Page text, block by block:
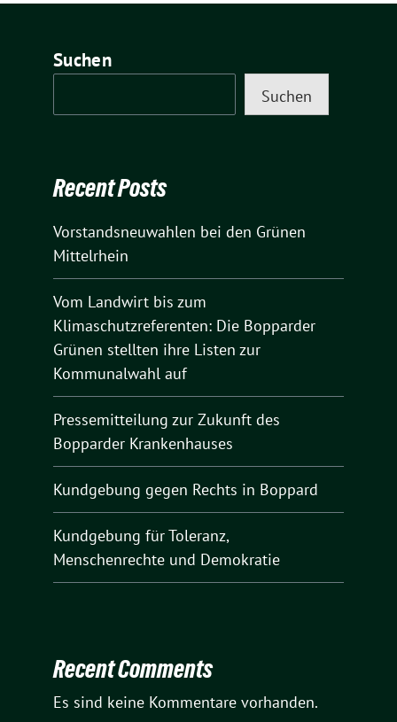
Suchen
Suchen
Recent Posts
Vorstandsneuwahlen bei den Grünen
Mittelrhein
Vom Landwirt bis zum
Klimaschutzreferenten: Die Bopparder
Grünen stellten ihre Listen zur
Kommunalwahl auf
Pressemitteilung zur Zukunft des
Bopparder Krankenhauses
Kundgebung gegen Rechts in Boppard
Kundgebung für Toleranz,
Menschenrechte und Demokratie
Recent Comments
Es sind keine Kommentare vorhanden.